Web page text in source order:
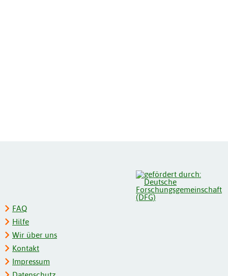
FAQ
Hilfe
Wir über uns
Kontakt
Impressum